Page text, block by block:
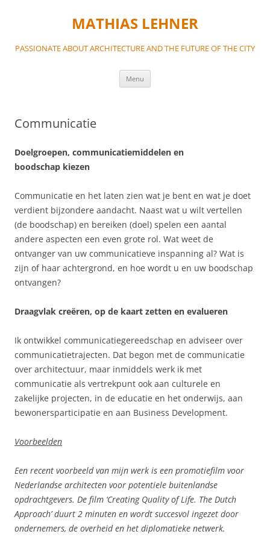
MATHIAS LEHNER
PASSIONATE ABOUT ARCHITECTURE AND THE FUTURE OF THE CITY
Menu
Communicatie
Doelgroepen, communicatiemiddelen en
boodschap kiezen
Communicatie en het laten zien wat je bent en wat je doet
verdient bijzondere aandacht. Naast wat u wilt vertellen
(de boodschap) en bereiken (doel) spelen een aantal
andere aspecten een even grote rol. Wat weet de
ontvanger van uw communicatieve inspanning al? Wat is
zijn of haar achtergrond, en hoe wordt u en uw boodschap
ontvangen?
Draagvlak creëren, op de kaart zetten en evalueren
Ik ontwikkel communicatiegereedschap en adviseer over
communicatietrajecten. Dat begon met de communicatie
over architectuur, maar inmiddels werk ik met
communicatie als vertrekpunt ook aan culturele en
zakelijke projecten, in de educatie en het onderwijs, aan
bewonersparticipatie en aan Business Development.
Voorbeelden
Een recent voorbeeld van mijn werk is een promotiefilm voor
Nederlandse architecten voor potentiele buitenlandse
opdrachtgevers. De film ‘Creating Quality of Life. The Dutch
Approach’ duurt 2 minuten en wordt succesvol ingezet door
ondernemers, de overheid en het diplomatieke netwerk.